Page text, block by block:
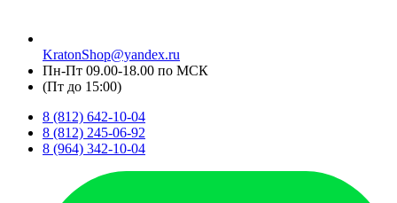
KratonShop@yandex.ru
Пн-Пт 09.00-18.00 по МСК
(Пт до 15:00)
8 (812) 642-10-04
8 (812) 245-06-92
8 (964) 342-10-04